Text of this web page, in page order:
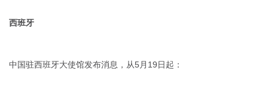
西班牙
中国驻西班牙大使馆发布消息，从5月19日起：